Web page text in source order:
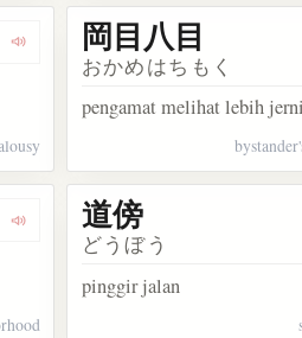
Dengarkan kosakata 岡焼き
岡目八目
おかめはちもく
pengamat melihat lebih
Dengarkan kosakata 近傍
道傍
どうぼう
pinggir jalan